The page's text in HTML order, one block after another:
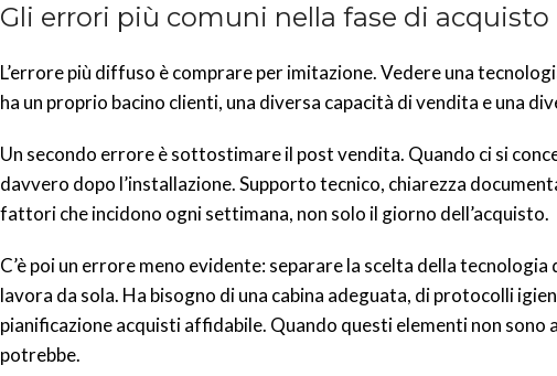
Gli errori più comuni nella fase di acquisto
L’errore più diffuso è comprare per imitazione. Vedere una
ha un proprio bacino clienti, una diversa capacità di vendita e una
Un secondo errore è sottostimare il post vendita. Quando ci si
davvero dopo l’installazione. Supporto tecnico, chiarezza
fattori che incidono ogni settimana, non solo il giorno dell’acquisto.
C’è poi un errore meno evidente: separare la scelta della
lavora da sola. Ha bisogno di una cabina adeguata, di protocolli
pianificazione acquisti affidabile. Quando questi elementi non
potrebbe.